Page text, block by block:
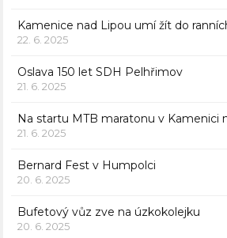
Kamenice nad Lipou umí žít do
22. 6. 2025
Oslava 150 let SDH Pelhřimov
21. 6. 2025
Na startu MTB maratonu v Kamenici
21. 6. 2025
Bernard Fest v Humpolci
20. 6. 2025
Bufetový vůz zve na úzkokolejku
20. 6. 2025